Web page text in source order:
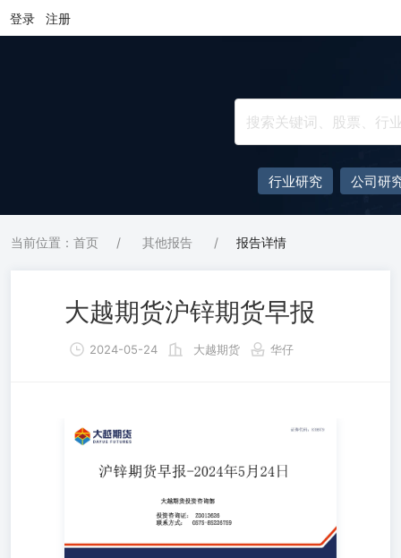
登录 注册
行业研究 公司研
当前位置：首页 / 其他报告 / 报告详情
大越期货沪锌期货早报
2024-05-24 大越期货 华仔
大越期货投资咨询部 投资咨询证：Z0013626联系方式：
0575-85226759 指标体系 沪锌: 1、基本面：外媒5月5日消
息：国际铅锌研究组织(ILZSG)的数据显示，2月份全球锌
个月，全球供应过剩5.3万吨，而去年同期供应短缺8000
吨；偏空。2、基差：现货24245，基差-100；中性。 3、库
存：5月23日LME锌库存较上日增加0吨至257625吨，5月23